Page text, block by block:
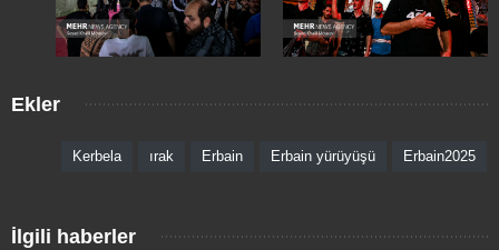
Ekler
Kerbela ırak Erbain Erbain yürüyüşü Erbain2025
İlgili haberler